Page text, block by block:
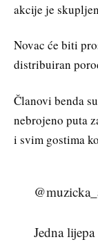
akcije je
Novac će biti
distribuiran
Članovi benda
nebrojeno puta
i svim gostima
Jedna